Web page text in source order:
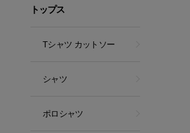
トップス
Tシャツ カットソー
シャツ
ポロシャツ